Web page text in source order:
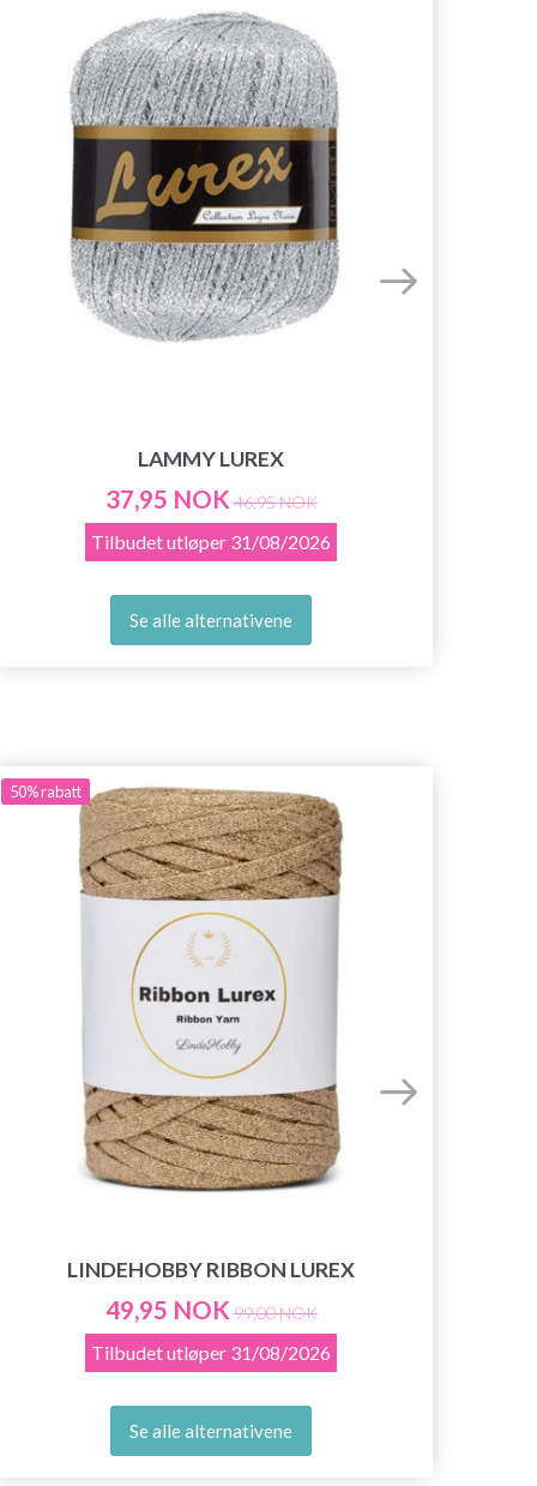
LAMMY LUREX
37,95 NOK 46,95 NOK
Tilbudet utløper 31/08/2026
Se alle alternativene
50%rabatt
LINDEHOBBY RIBBON LUREX
49,95 NOK 99,00 NOK
Tilbudet utløper 31/08/2026
Se alle alternativene